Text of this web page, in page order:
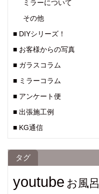
ミラーについて
その他
■ DIYシリーズ！
■ お客様からの写真
■ ガラスコラム
■ ミラーコラム
■ アンケート便
■ 出張施工例
■ KG通信
タグ
youtube お風呂